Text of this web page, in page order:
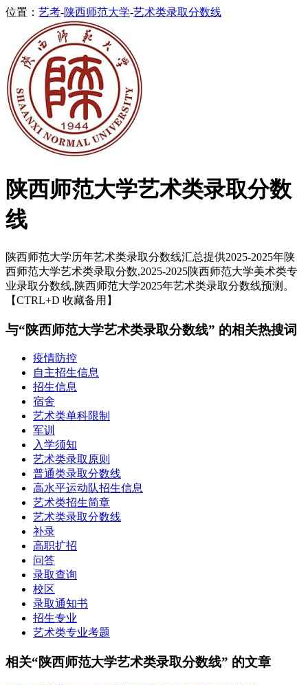
位置： 艺考-陕西师范大学-艺术类录取分数线
陕西师范大学艺术类录取分数
线
陕西师范大学历年艺术类录取分数线汇总提供2025-2025年陕
西师范大学艺术类录取分数,2025-2025陕西师范大学美术类专
业录取分数线,陕西师范大学2025年艺术类录取分数线预测。
【CTRL+D 收藏备用】
与“陕西师范大学艺术类录取分数线” 的相关热搜词
疫情防控
自主招生信息
招生信息
宿舍
艺术类单科限制
军训
入学须知
艺术类录取原则
普通类录取分数线
高水平运动队招生信息
艺术类招生简章
艺术类录取分数线
补录
高职扩招
问答
录取查询
校区
录取通知书
招生专业
艺术类专业考题
相关“陕西师范大学艺术类录取分数线” 的文章